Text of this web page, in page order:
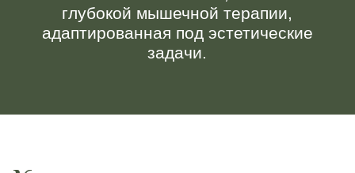
сохраняет молодость не благодаря
объёму филлеров, а благодаря
здоровому состоянию мышц. Её
концепция естественного старения без